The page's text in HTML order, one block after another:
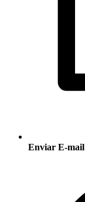
Enviar E-mail